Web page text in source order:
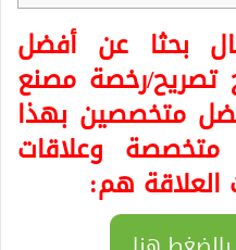
بحثا عن أفضل
رخصة مصنع
متخصصين بهذا
متخصصة وعلاقات
العلاقة هم: